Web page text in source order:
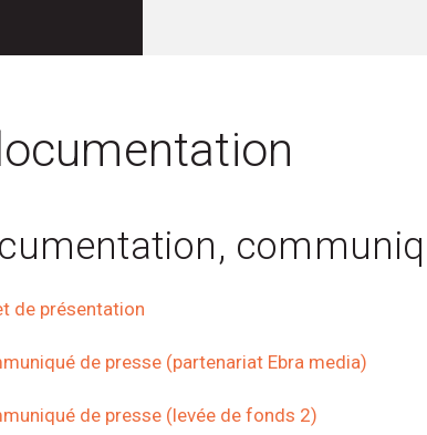
de présentation
de presse (partenariat Ebra media)
de presse (levée de fonds 2)